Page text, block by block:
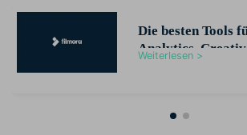
Die besten Tools
Analytics,
Weiterlesen >